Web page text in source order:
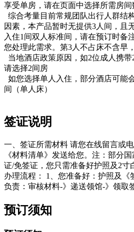
享受单房，请在页面中选择所需房
综合考量目前常规团队出行人群结
因素，本产品暂时无提供3人间，且
入住1间双人标准间，请在预订时备
您处理此需求。第3人不占床不含早
当地酒店政策原因，如2位成人携带
请选择2间房
如您选择单人入住，部分酒店可能
间（单人床）
签证说明
一、签证所需材料 请您在线留言或
《材料清单》发送给您。注：部分
证/免签证，您只需准备好护照及2寸
办理流程： 1、您准备好：护照及《
负责：审核材料-》递送领馆-》领取
预订须知